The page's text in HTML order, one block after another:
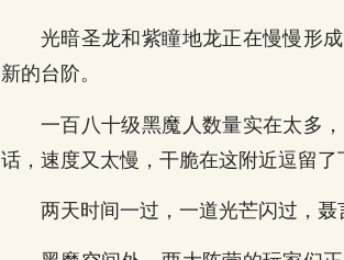
光暗圣龙和紫瞳地龙正在慢慢形
新的台阶。
一百八十级黑魔人数量实在太多
话，速度又太慢，干脆在这附近逗留了
两天时间一过，一道光芒闪过，聂